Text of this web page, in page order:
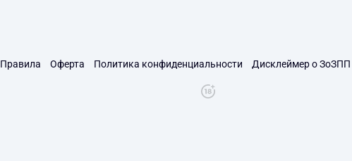
Правила Оферта Политика конфиденциальности Дисклеймер о ЗоЗПП